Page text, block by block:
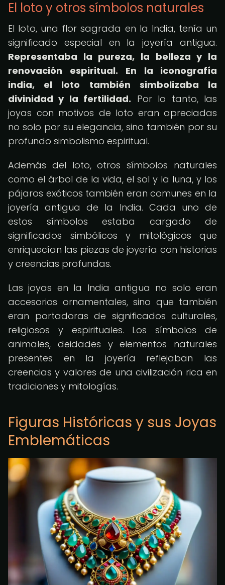
El loto y otros símbolos naturales
El loto, una flor sagrada en la India, tenía un
significado especial en la joyería antigua.
Representaba la pureza, la belleza y la
renovación espiritual.
En la iconografía
india, el loto también simbolizaba la
divinidad y la fertilidad. Por lo tanto, las
joyas con motivos de loto eran apreciadas
no solo por su elegancia, sino también por su
profundo simbolismo espiritual.
Además del loto, otros símbolos naturales
como el árbol de la vida, el sol y la luna, y los
pájaros exóticos también eran comunes en la
joyería antigua de la India. Cada uno de
estos símbolos estaba cargado de
significados simbólicos y mitológicos que
enriquecían las piezas de joyería con historias
y creencias profundas.
Las joyas en la India antigua no solo eran
accesorios ornamentales, sino que también
eran portadoras de significados culturales,
religiosos y espirituales. Los símbolos de
animales, deidades y elementos naturales
presentes en la joyería reflejaban las
creencias y valores de una civilización rica en
tradiciones y mitologías.
Figuras Históricas y sus Joyas
Emblemáticas